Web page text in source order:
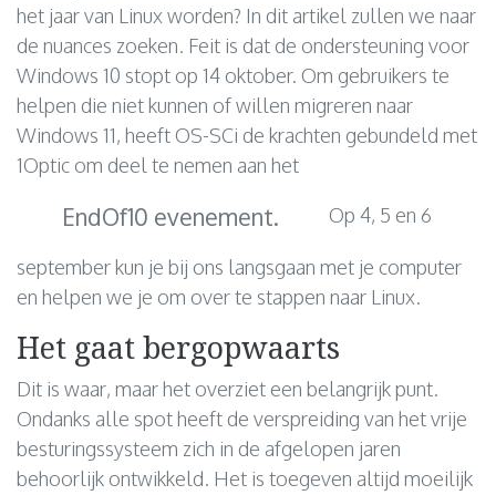
het jaar van Linux worden? In dit artikel zullen we naar
de nuances zoeken. Feit is dat de ondersteuning voor
Windows 10 stopt op 14 oktober. Om gebruikers te
helpen die niet kunnen of willen migreren naar
Windows 11, heeft OS-SCi de krachten gebundeld met
1Optic om deel te nemen aan het
EndOf10 evenement. Op 4, 5 en 6
september kun je bij ons langsgaan met je computer
en helpen we je om over te stappen naar Linux.
Het gaat bergopwaarts
Dit is waar, maar het overziet een belangrijk punt.
Ondanks alle spot heeft de verspreiding van het vrije
besturingssysteem zich in de afgelopen jaren
behoorlijk ontwikkeld. Het is toegeven altijd moeilijk